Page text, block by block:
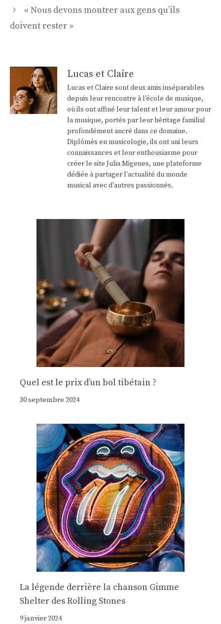
« Nous devons montrer aux gens qu’ils
doivent rester »
Lucas et Claire
Lucas et Claire sont deux amis inséparables
depuis leur rencontre à l'école de musique,
où ils ont affiné leur talent et leur amour pour
la musique, portés par leur héritage familial
profondément ancré dans ce domaine.
Diplômés en musicologie, ils ont uni leurs
connaissances et leur enthousiasme pour
créer le site Julia Migenes, une plateforme
dédiée à partager l'actualité du monde
musical avec d'autres passionnés.
Quel est le prix d’un bol tibétain ?
30 septembre 2024
La légende derrière la chanson Gimme
Shelter des Rolling Stones
9 janvier 2024